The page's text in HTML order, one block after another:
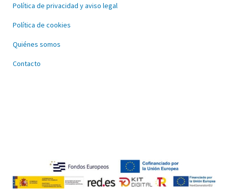
Política de privacidad y aviso legal
Política de cookies
Quiénes somos
Contacto